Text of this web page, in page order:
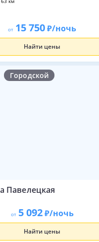
от 15 750 /ночь
Найти цены
Городской
Павелецкая
от 5 092 /ночь
Найти цены